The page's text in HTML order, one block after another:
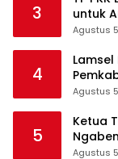
3
untuk
Agustus
4
Lebih
Agustus
5
Ketua
Budaya
Agustus